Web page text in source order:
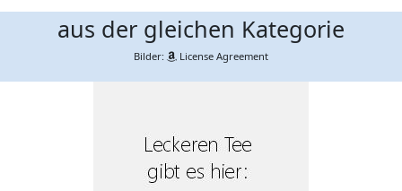
aus der gleichen Kategorie
Bilder: License Agreement